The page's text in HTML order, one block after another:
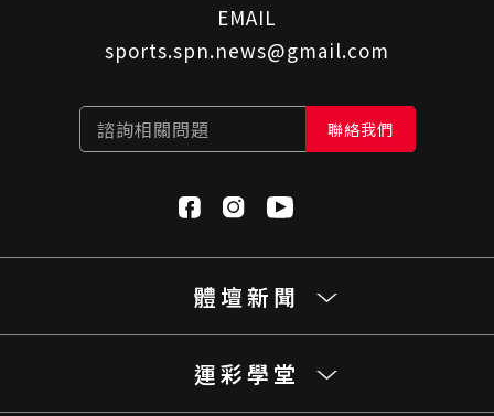
EMAIL
sports.spn.news@gmail.com
諮詢相關問題 聯絡我們
體壇新聞
運彩學堂